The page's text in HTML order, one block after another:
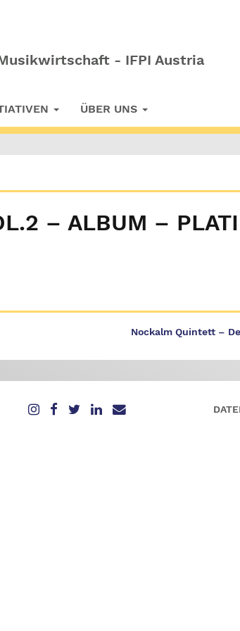
- IFPI Austria
ÜBER UNS
– ALBUM –
Nockalm Quintett –